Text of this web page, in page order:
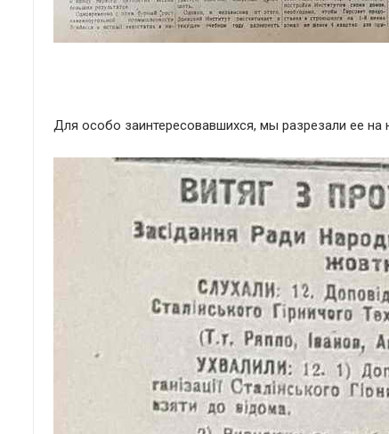
Для особо заинтересовавшихся, мы разрезали ее на